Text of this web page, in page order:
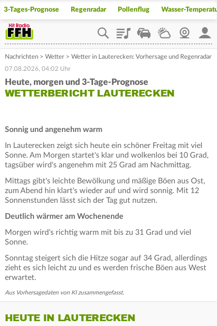
3-Tages-Prognose Regenradar Pollenflug Wasser-
PlaylistStaupilotWetterWebcam
Nachrichten > Wetter > Wetter in Lauterecken: Vorhersage und Regenradar
07.08.2026, 04:02 Uhr
Heute, morgen und 3-Tage-Prognose
WETTERBERICHT LAUTERECKEN
Sonnig und angenehm warm
In Lauterecken zeigt sich heute ein schöner Freitag mit viel
Sonne. Am Morgen startet's klar und wolkenlos bei 10 Grad,
tagsüber wird's angenehm mit 25 Grad am Nachmittag.
Mittags gibt's leichte Bewölkung und mäßige Böen aus Ost,
zum Abend hin klart's wieder auf und wird sonnig. Mit 12
Sonnenstunden lässt sich der Tag gut nutzen.
Deutlich wärmer am Wochenende
Morgen wird's richtig warm mit bis zu 31 Grad und viel
Sonne.
Sonntag steigert sich die Hitze sogar auf 34 Grad, allerdings
zieht es sich leicht zu und es werden frische Böen aus West
erwartet.
Aus Vorhersagedaten von KI zusammengefasst.
HEUTE IN LAUTERECKEN